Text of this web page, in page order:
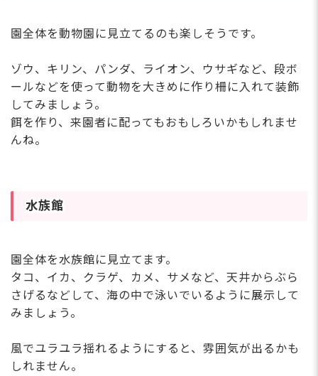
園全体を動物園に見立てるのも楽しそうです。
ゾウ、キリン、パンダ、ライオン、ウサギなど、段ボ
ールなどを使って動物を大きめに作り柵に入れて装飾
してみましょう。
餌を作り、来園者に配ってもおもしろいかもしれませ
んね。
水族館
園全体を水族館に見立てます。
タコ、イカ、クラゲ、カメ、サメなど、天井からぶら
さげるなどして、海の中で泳いでいるように展示して
みましょう。
風でユラユラ揺れるようにすると、雰囲気が出るかも
しれません。